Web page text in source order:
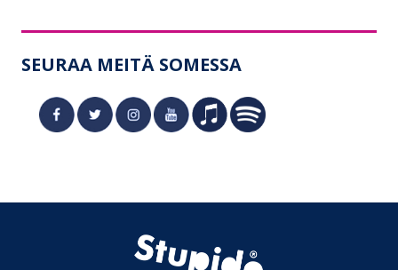
SEURAA MEITÄ SOMESSA